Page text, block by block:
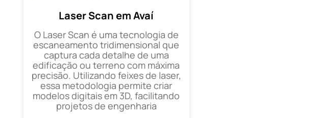
Laser Scan em Avaí
O Laser Scan é uma tecnologia de
escaneamento tridimensional que
captura cada detalhe de uma
edificação ou terreno com máxima
precisão. Utilizando feixes de laser,
essa metodologia permite criar
modelos digitais em 3D, facilitando
projetos de engenharia